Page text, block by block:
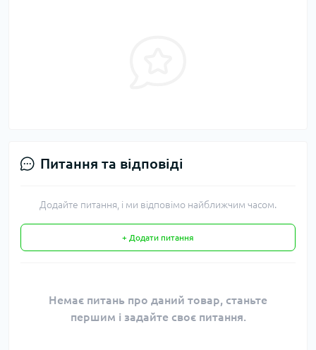
Питання та відповіді
Додайте питання, і ми відповімо найближчим часом.
+ Додати питання
Немає питань про даний товар, станьте
першим і задайте своє питання.